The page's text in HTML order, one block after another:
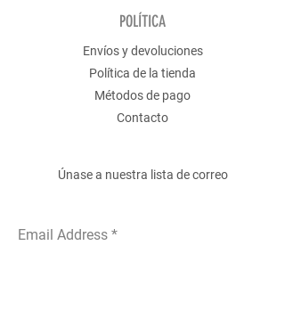
POLÍTICA
Envíos y devoluciones
Política de la tienda
Métodos de pago
Contacto
Únase a nuestra lista de correo
Email Address